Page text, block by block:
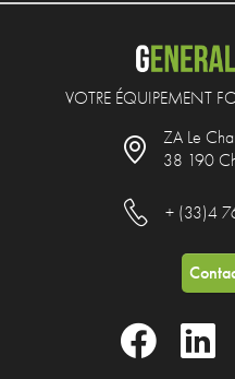
VOTRE ÉQUIPEMENT
ZA Le
38 190
+ (33)4